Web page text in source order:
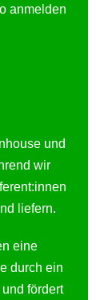
anmelden
und
wir
liefern.
eine
durch ein
fördert